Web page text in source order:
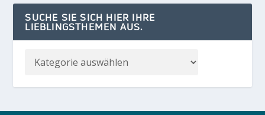
SUCHE SIE SICH HIER IHRE
LIEBLINGSTHEMEN AUS.